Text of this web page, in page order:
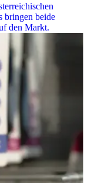
bringen beide
den Markt.